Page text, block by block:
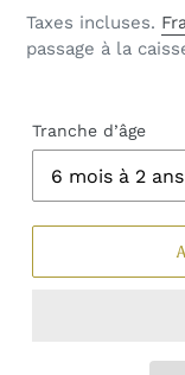
normal
Taxes incluses.
passage à la
Tranche d’âge